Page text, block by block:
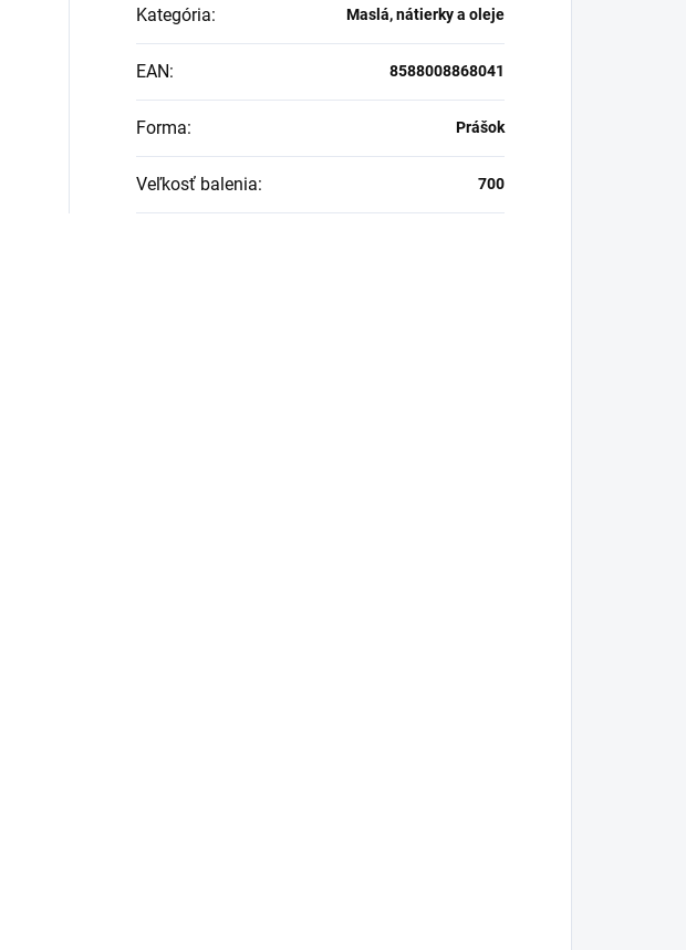
Kategória: Maslá, nátierky a oleje
EAN: 8588008868041
Forma: Prášok
Veľkosť balenia: 700